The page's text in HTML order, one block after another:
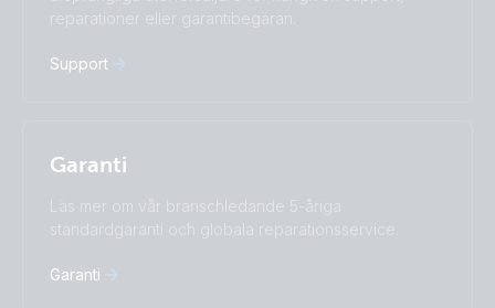
中國人
reparationer eller garantibegäran.
Support
Garanti
Läs mer om vår branschledande 5-åriga
standardgaranti och globala reparationsservice.
Garanti